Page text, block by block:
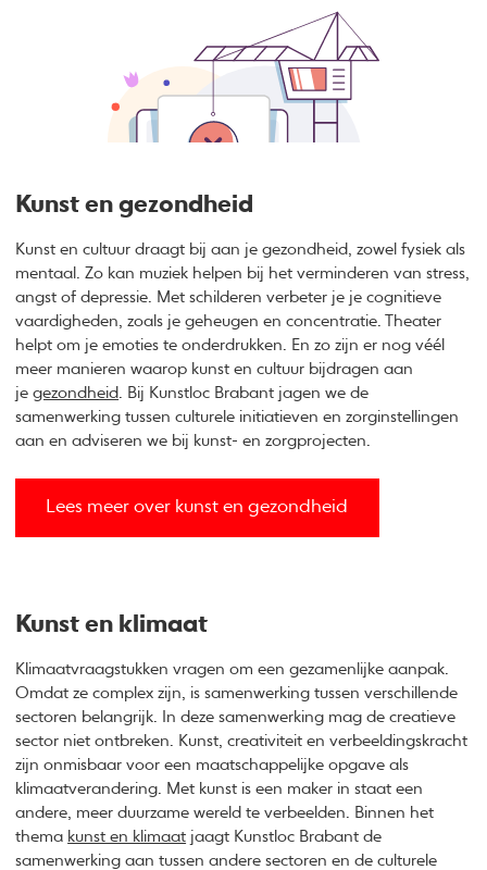
Ontdek de kracht van kunst als aanjager voor verandering
Kunst en gezondheid
Kunst en cultuur draagt bij aan je gezondheid, zowel fysiek als
mentaal. Zo kan muziek helpen bij het verminderen van stress,
angst of depressie. Met schilderen verbeter je je cognitieve
vaardigheden, zoals je geheugen en concentratie. Theater
helpt om je emoties te onderdrukken. En zo zijn er nog véél
meer manieren waarop kunst en cultuur bijdragen aan
jegezondheid. Bij Kunstloc Brabant jagen we de
samenwerking tussen culturele initiatieven en zorginstellingen
aan en adviseren we bij kunst- en zorgprojecten.
Lees meer over kunst en gezondheid
Kunst en klimaat
Klimaatvraagstukken vragen om een gezamenlijke aanpak.
Omdat ze complex zijn, is samenwerking tussen verschillende
sectoren belangrijk. In deze samenwerking mag de creatieve
sector niet ontbreken. Kunst, creativiteit en verbeeldingskracht
zijn onmisbaar voor een maatschappelijke opgave als
klimaatverandering. Met kunst is een maker in staat een
andere, meer duurzame wereld te verbeelden. Binnen het
thema kunst en klimaat jaagt Kunstloc Brabant de
samenwerking aan tussen andere sectoren en de culturele